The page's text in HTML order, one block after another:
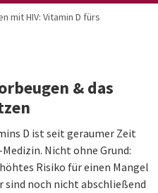
mit HIV: Vitamin D fürs
& das
D ist seit geraumer Zeit
Nicht ohne Grund:
Risiko für einen Mangel
sind noch nicht abschließend